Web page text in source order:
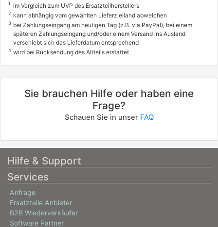
1 im Vergleich zum UVP des Ersatzteilherstellers
2 kann abhängig vom gewählten Lieferzielland abweichen
3 bei Zahlungseingang am heutigen Tag (z.B. via PayPal), bei einem
späteren Zahlungseingang und/oder einem Versand ins Ausland
verschiebt sich das Lieferdatum entsprechend
4 wird bei Rücksendung des Altteils erstattet
Sie brauchen Hilfe oder haben eine
Frage?
Schauen Sie in unser FAQ
Hilfe & Support
Services
Anfrage
Ersatzteile Anbieter
B2B Wiederverkäufer
Software Partner